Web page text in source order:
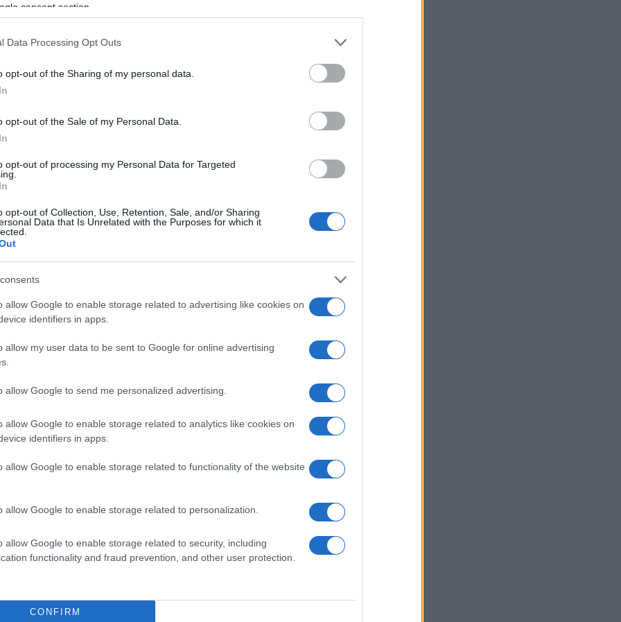
consent section.
Data Processing Opt Outs
opt-out of the Sharing of my personal data.
opt-out of the Sale of my Personal Data.
opt-out of processing my Personal Data for Targeted
opt-out of Collection, Use, Retention, Sale, and/or Sharing
Data that Is Unrelated with the Purposes for which it
allow Google to enable storage related to advertising like cookies on
identifiers in apps.
allow my user data to be sent to Google for online advertising
allow Google to send me personalized advertising.
allow Google to enable storage related to analytics like cookies on
identifiers in apps.
allow Google to enable storage related to functionality of the website
allow Google to enable storage related to personalization.
allow Google to enable storage related to security, including
functionality and fraud prevention, and other user protection.
CONFIRM
Tweet Send
μας στοGoogle News
Συμφωνία-σταθμός για τον Great Sea Interconnector